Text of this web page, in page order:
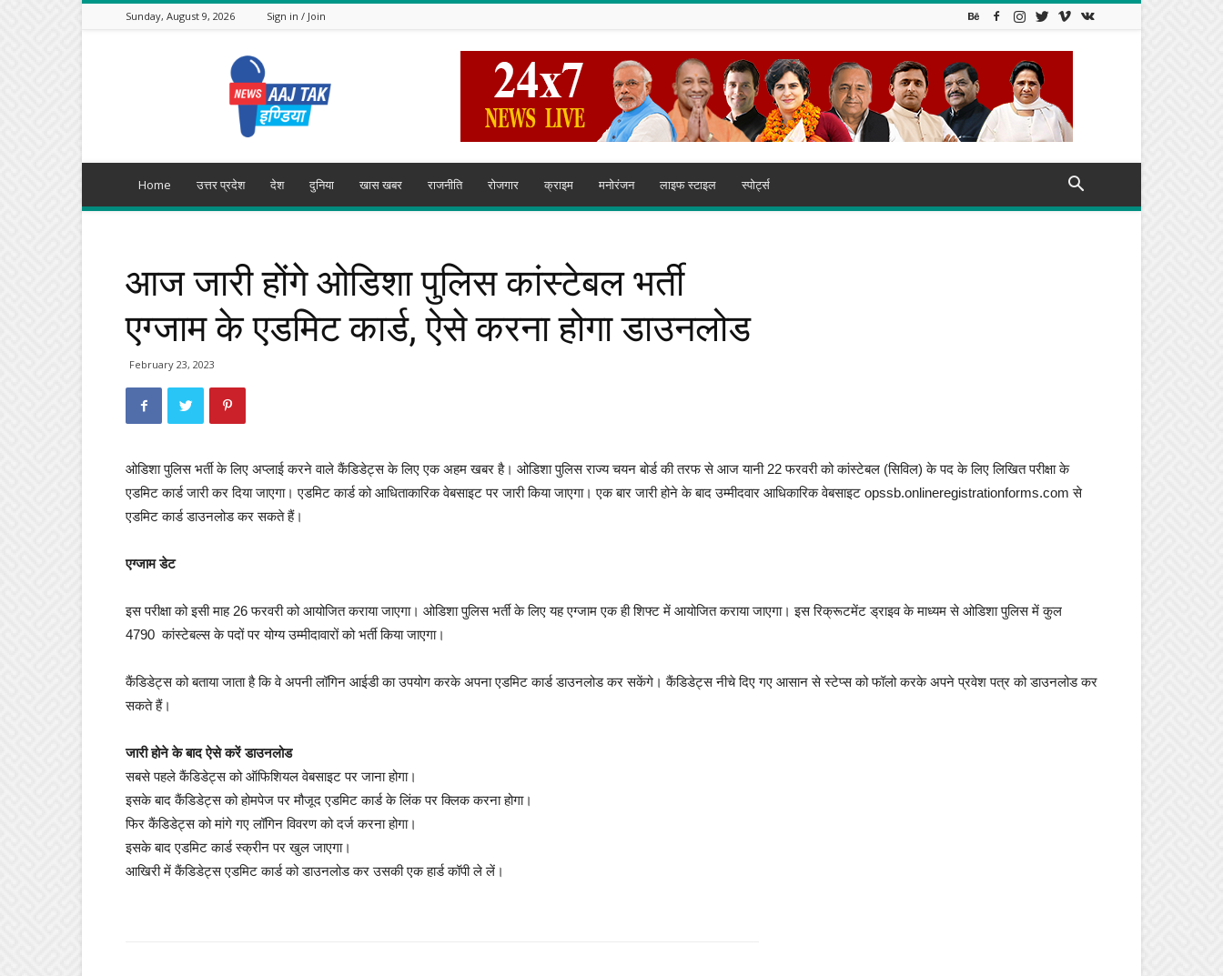
Sunday, August 9, 2026 Sign in / Join
India
Home उत्तर प्रदेश देश दुनिया खास खबर राजनीति रोजगार क्राइम मनोरंजन लाइफ स्टाइल स्पोर्ट्स
आज जारी होंगे ओडिशा पुलिस कांस्टेबल भर्ती
एग्जाम के एडमिट कार्ड, ऐसे करना होगा डाउनलोड
February 23, 2023
ओडिशा पुलिस भर्ती के लिए अप्लाई करने वाले कैंडिडेट्स के लिए एक अहम खबर है। ओडिशा पुलिस राज्य चयन बोर्ड की तरफ से आज यानी 22 फरवरी को कांस्टेबल (सिविल) के पद के लिए लिखित परीक्षा के
एडमिट कार्ड जारी कर दिया जाएगा। एडमिट कार्ड को आधिताकारिक वेबसाइट पर जारी किया जाएगा। एक बार जारी होने के बाद उम्मीदवार आधिकारिक वेबसाइट opssb.onlineregistrationforms.com से
एडमिट कार्ड डाउनलोड कर सकते हैं।
एग्जाम डेट
इस परीक्षा को इसी माह 26 फरवरी को आयोजित कराया जाएगा। ओडिशा पुलिस भर्ती के लिए यह एग्जाम एक ही शिफ्ट में आयोजित कराया जाएगा। इस रिक्रूटमेंट ड्राइव के माध्यम से ओडिशा पुलिस में कुल
4790 कांस्टेबल्स के पदों पर योग्य उम्मीदावारों को भर्ती किया जाएगा।
कैंडिडेट्स को बताया जाता है कि वे अपनी लॉगिन आईडी का उपयोग करके अपना एडमिट कार्ड डाउनलोड कर सकेंगे। कैंडिडेट्स नीचे दिए गए आसान से स्टेप्स को फॉलो करके अपने प्रवेश पत्र को डाउनलोड कर
सकते हैं।
जारी होने के बाद ऐसे करें डाउनलोड
सबसे पहले कैंडिडेट्स को ऑफिशियल वेबसाइट पर जाना होगा।
इसके बाद कैंडिडेट्स को होमपेज पर मौजूद एडमिट कार्ड के लिंक पर क्लिक करना होगा।
फिर कैंडिडेट्स को मांगे गए लॉगिन विवरण को दर्ज करना होगा।
इसके बाद एडमिट कार्ड स्क्रीन पर खुल जाएगा।
आखिरी में कैंडिडेट्स एडमिट कार्ड को डाउनलोड कर उसकी एक हार्ड कॉपी ले लें।